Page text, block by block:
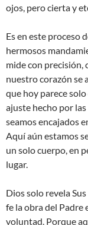
ojos, pero cierta y
Es en este proceso
hermosos
mide con precisión,
nuestro corazón se
que hoy parece
ajuste hecho por
seamos encajados
Aquí aún estamos
un solo cuerpo, en
lugar.
Dios solo revela
fe la obra del Padre
voluntad. Porque